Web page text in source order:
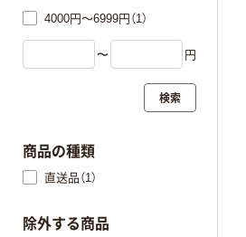
4000円～6999円（1）
〜 円
検索
商品の種類
直送品（1）
除外する商品